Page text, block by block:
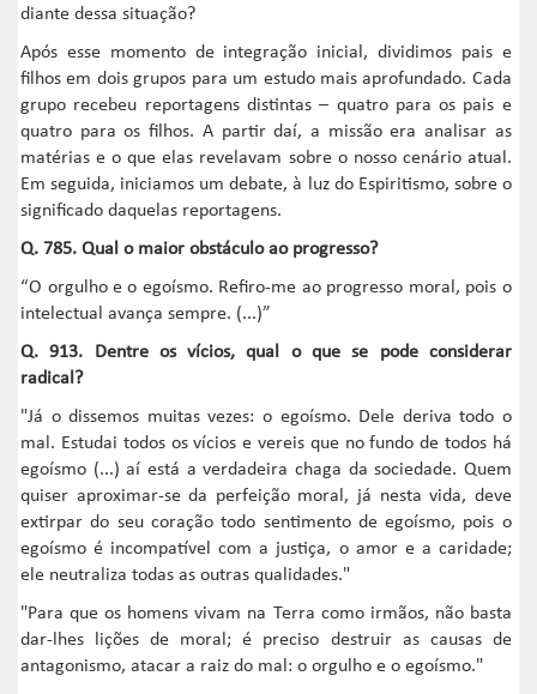
diante dessa situação?
Após esse momento de integração inicial, dividimos pais e
filhos em dois grupos para um estudo mais aprofundado. Cada
grupo recebeu reportagens distintas – quatro para os pais e
quatro para os filhos. A partir daí, a missão era analisar as
matérias e o que elas revelavam sobre o nosso cenário atual.
Em seguida, iniciamos um debate, à luz do Espiritismo, sobre o
significado daquelas reportagens.
Q. 785. Qual o maior obstáculo ao progresso?
“O orgulho e o egoísmo. Refiro-me ao progresso moral, pois o
intelectual avança sempre. (...)”
Q. 913. Dentre os vícios, qual o que se pode considerar
radical?
"Já o dissemos muitas vezes: o egoísmo. Dele deriva todo o
mal. Estudai todos os vícios e vereis que no fundo de todos há
egoísmo (...) aí está a verdadeira chaga da sociedade. Quem
quiser aproximar-se da perfeição moral, já nesta vida, deve
extirpar do seu coração todo sentimento de egoísmo, pois o
egoísmo é incompatível com a justiça, o amor e a caridade;
ele neutraliza todas as outras qualidades."
"Para que os homens vivam na Terra como irmãos, não basta
dar-lhes lições de moral; é preciso destruir as causas de
antagonismo, atacar a raiz do mal: o orgulho e o egoísmo."